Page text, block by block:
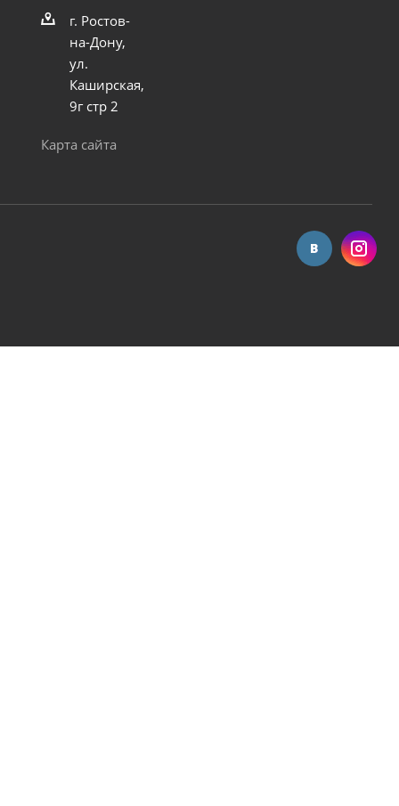
г. Ростов-
на-Дону,
ул.
Каширская,
9г стр 2
Карта сайта